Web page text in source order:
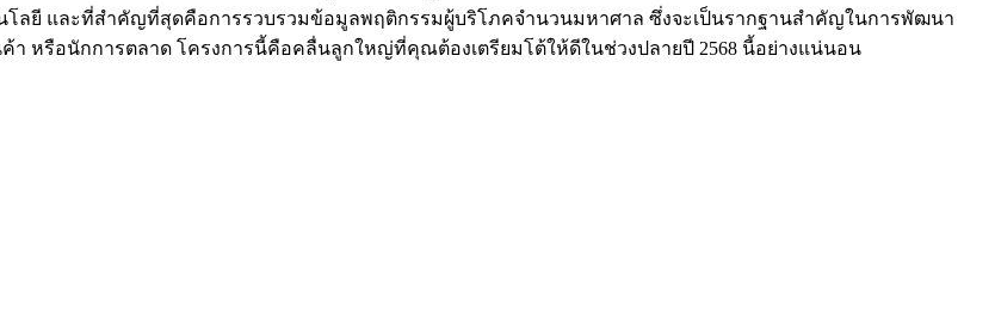
โลยี และที่สำคัญที่สุดคือการรวบรวมข้อมูลพฤติกรรมผู้บริโภคจำนวนมหาศาล ซึ่งจะเป็นรากฐานสำคัญในการพัฒนา
า หรือนักการตลาด โครงการนี้คือคลื่นลูกใหญ่ที่คุณต้องเตรียมโต้ให้ดีในช่วงปลายปี 2568 นี้อย่างแน่นอน